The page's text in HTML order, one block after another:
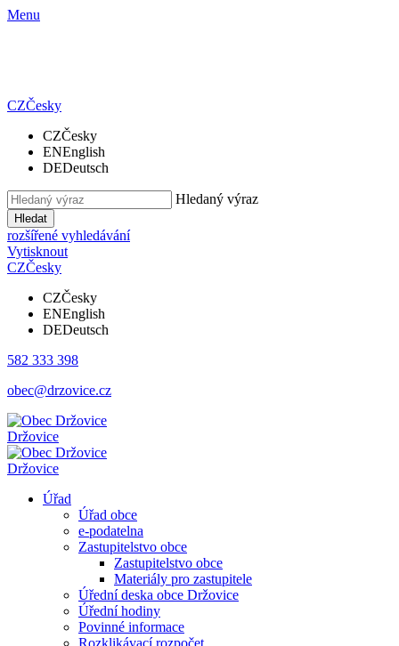
Menu
CZČesky
CZČesky
ENEnglish
DEDeutsch
Hledaný výraz
Hledat
rozšířené vyhledávání
Vytisknout
CZČesky
CZČesky
ENEnglish
DEDeutsch
582 333 398
obec@drzovice.cz
Držovice
Držovice
Úřad
Úřad obce
e-podatelna
Zastupitelstvo obce
Zastupitelstvo obce
Materiály pro zastupitele
Úřední deska obce Držovice
Úřední hodiny
Povinné informace
Rozklikávací rozpočet